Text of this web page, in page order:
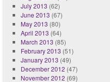
July 2013 (62)
June 2013 (67)
May 2013 (80)
April 2013 (64)
March 2013 (85)
February 2013 (51)
January 2013 (49)
December 2012 (47)
November 2012 (69)